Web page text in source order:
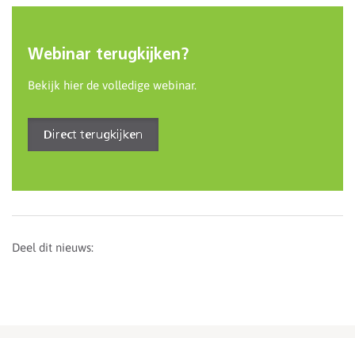
Webinar terugkijken?
Bekijk hier de volledige webinar.
Direct terugkijken
Deel dit nieuws: